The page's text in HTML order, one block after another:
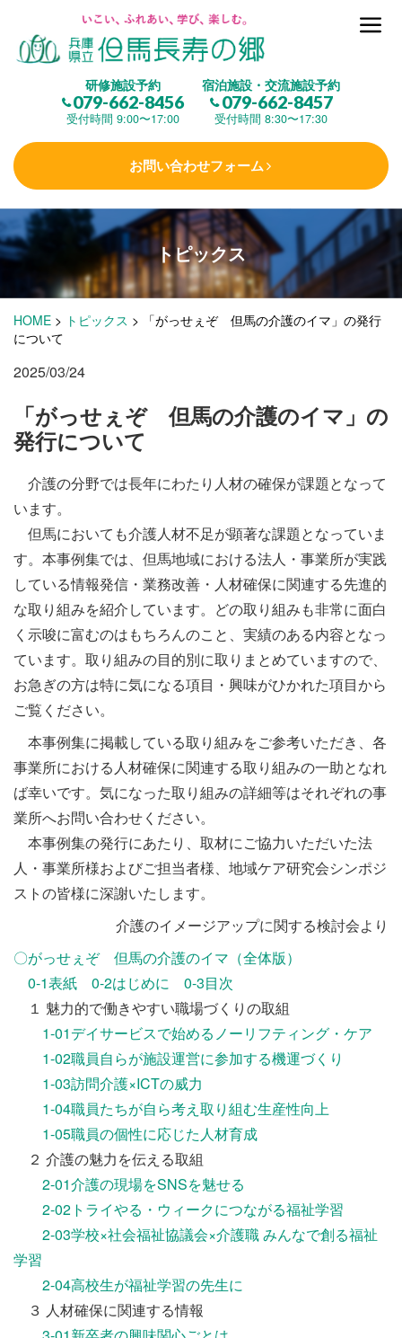
研修施設予約
079-662-8456
受付時間 9:00〜17:00
宿泊施設・交流施設予約
079-662-8457
受付時間 8:30〜17:30
お問い合わせフォーム
但馬長寿の郷とは
(研修施設)
楽しむ
学 ぶ (健康福祉)
泊まる(宿泊)
施設・料金
アクセス
トピックス
HOME > トピックス >
「がっせぇぞ 但馬の介護のイマ」の発行
について
2025/03/24
「がっせぇぞ 但馬の介護のイマ」の
発行について
介護の分野では長年にわたり人材の確保が課題となって
います。
但馬においても介護人材不足が顕著な課題となっていま
す。本事例集では、但馬地域における法人・事業所が実践
している情報発信・業務改善・人材確保に関連する先進的
な取り組みを紹介しています。どの取り組みも非常に面白
く示唆に富むのはもちろんのこと、実績のある内容となっ
ています。取り組みの目的別に取りまとめていますので、
お急ぎの方は特に気になる項目・興味がひかれた項目から
ご覧ください。
本事例集に掲載している取り組みをご参考いただき、各
事業所における人材確保に関連する取り組みの一助となれ
ば幸いです。気になった取り組みの詳細等はそれぞれの事
業所へお問い合わせください。
本事例集の発行にあたり、取材にご協力いただいた法
人・事業所様およびご担当者様、地域ケア研究会シンポジ
ストの皆様に深謝いたします。
介護のイメージアップに関する検討会より
〇がっせぇぞ 但馬の介護のイマ（全体版）
0-1表紙
0-2はじめに
0-3目次
１ 魅力的で働きやすい職場づくりの取組
1-01デイサービスで始めるノーリフティング・ケア
1-02職員自らが施設運営に参加する機運づくり
1-03訪問介護×ICTの威力
1-04職員たちが自ら考え取り組む生産性向上
1-05職員の個性に応じた人材育成
２ 介護の魅力を伝える取組
2-01介護の現場をSNSを魅せる
2-02トライやる・ウィークにつながる福祉学習
2-03学校×社会福祉協議会×介護職 みんなで創る福祉
学習
2-04高校生が福祉学習の先生に
３ 人材確保に関連する情報